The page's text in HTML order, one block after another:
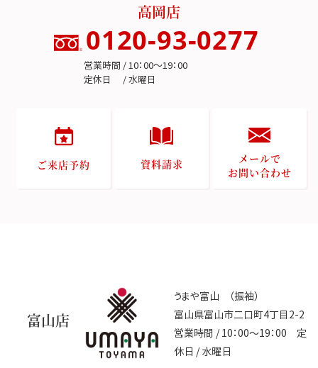
高岡店
0120-93-0277
営業時間 / 10：00～19：00
定休日 / 水曜日
ご来店予約 資料請求
メールで
お問い合わせ
富山店
うまや富山 （振袖）
富山県富山市二口町4丁目2-2
営業時間 / 10：00～19：00 定
休日 / 水曜日